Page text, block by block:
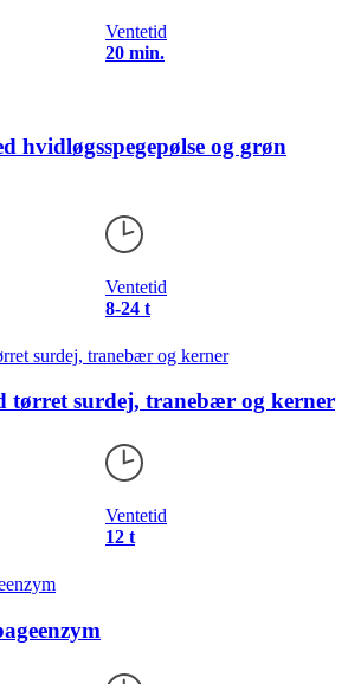
Ventetid
20 min.
hvidløgsspegepølse og grøn
Ventetid
8-24 t
tørret surdej, tranebær og kerner
Ventetid
12 t